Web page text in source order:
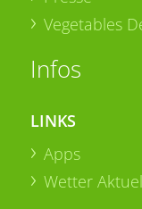
Vegetables
Infos
LINKS
Apps
Wetter